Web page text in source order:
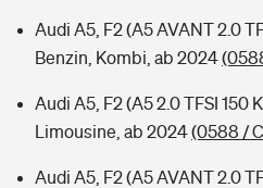
Audi A5, F2 (A5 AVANT 2.0
Benzin, Kombi, ab 2024
Audi A5, F2 (A5 2.0 TFSI 150
Limousine, ab 2024(0588 /
Audi A5, F2 (A5 AVANT 2.0